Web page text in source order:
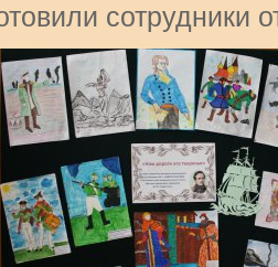
сотрудники